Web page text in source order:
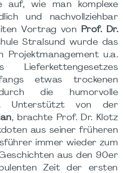
auf, wie man komplexe
und nachvollziehbar
Vortrag von
Prof. Dr.
Stralsund wurde das
Projektmanagement u.a.
etwas trockenen
die humorvolle
Unterstützt von der
, brachte Prof. Dr. Klotz
aus seiner früheren
immer wieder zum
aus den 90er
Zeit der ersten